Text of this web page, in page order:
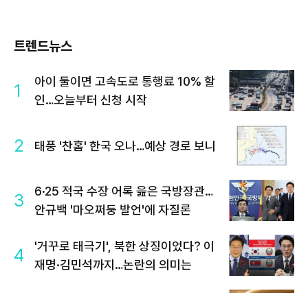
트렌드뉴스
1
아이 둘이면 고속도로 통행료 10% 할
인…오늘부터 신청 시작
2 태풍 '찬홈' 한국 오나…예상 경로 보니
3
6·25 적국 수장 어록 읊은 국방장관…
안규백 '마오쩌둥 발언'에 자질론
4
'거꾸로 태극기', 북한 상징이었다? 이
재명·김민석까지…논란의 의미는